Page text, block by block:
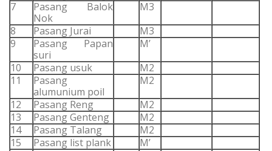
7
Pasang Balok
Nok
M3
8
Pasang Jurai
M3
9
Pasang Papan
suri
M’
10
Pasang usuk
M2
11
Pasang
alumunium poil
M2
12
Pasang Reng
M2
13
Pasang Genteng
M2
14
Pasang Talang
M2
15
Pasang list plank
M’